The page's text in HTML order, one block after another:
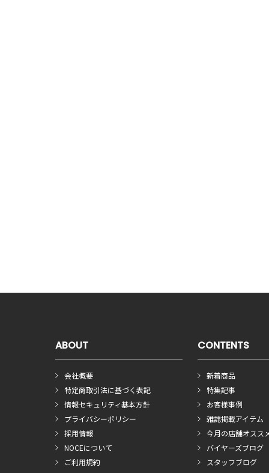
ABOUT
会社概要
特定商取引法に基づく表記
情報セキュリティ基本方針
プライバシーポリシー
採用情報
NOCEについて
ご利用規約
CONTENTS
新着商品
特集記事
お客様事例
雑誌掲載アイテム
今月の店舗オスス
バイヤーズブログ
スタッフブログ